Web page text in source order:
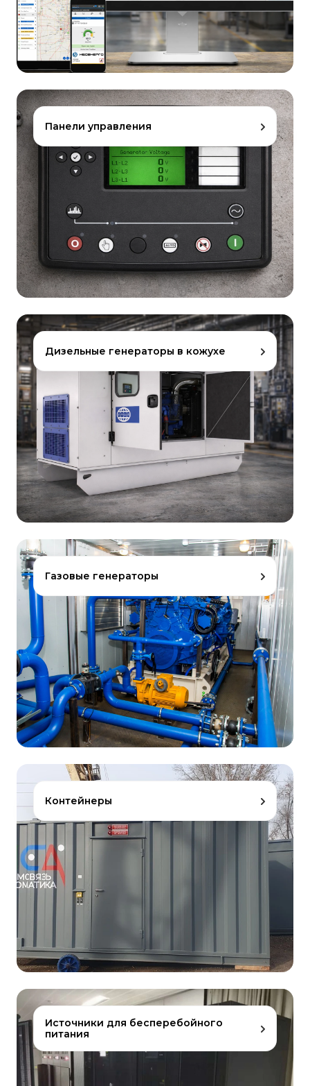
Панели управления
Дизельные генераторы в кожухе
Газовые генераторы
Контейнеры
Источники для бесперебойного
питания